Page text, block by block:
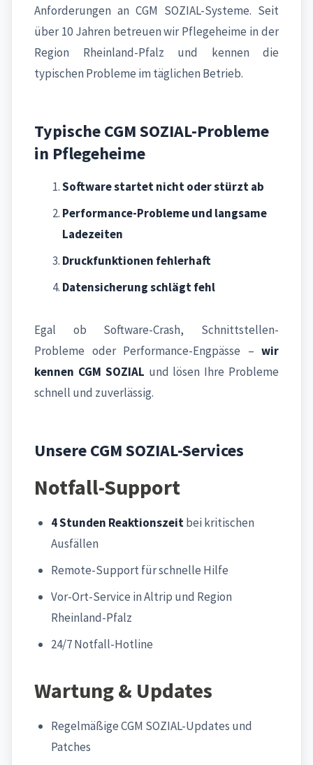
Anforderungen an CGM SOZIAL-Systeme. Seit
über 10 Jahren betreuen wir Pflegeheime in der
Region Rheinland-Pfalz und kennen die
typischen Probleme im täglichen Betrieb.
Typische CGM SOZIAL-Probleme
in Pflegeheime
Software startet nicht oder stürzt ab
Performance-Probleme und langsame
Ladezeiten
Druckfunktionen fehlerhaft
Datensicherung schlägt fehl
Egal ob Software-Crash, Schnittstellen-
Probleme oder Performance-Engpässe – wir
kennen CGM SOZIAL und lösen Ihre Probleme
schnell und zuverlässig.
Unsere CGM SOZIAL-Services
Notfall-Support
4 Stunden Reaktionszeitbei kritischen
Ausfällen
Remote-Support für schnelle Hilfe
Vor-Ort-Service in Altrip und Region
Rheinland-Pfalz
24/7 Notfall-Hotline
Wartung & Updates
Regelmäßige CGM SOZIAL-Updates und
Patches